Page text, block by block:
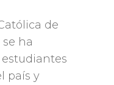
de
ha
país y